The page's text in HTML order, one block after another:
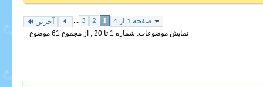
صفحه 1 از 4 1
2
3
... آخرین
نمایش موضوعات: شماره 1 تا 20 , از مجموع ‍61 موضوع